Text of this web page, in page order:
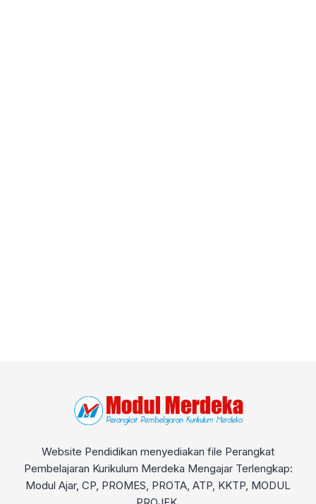
Website Pendidikan menyediakan file Perangkat
Pembelajaran Kurikulum Merdeka Mengajar Terlengkap:
Modul Ajar, CP, PROMES, PROTA, ATP, KKTP, MODUL